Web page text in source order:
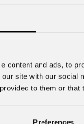
content and ads, to
site with our
to them or
Preferences
in Norvegia
stati inclusi nel
soluzioni
stati forniti da